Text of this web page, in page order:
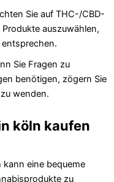
Sie auf THC-/CBD-
auszuwählen,
Sie Fragen zu
benötigen, zögern Sie
wenden.
köln kaufen
eine bequeme
zu